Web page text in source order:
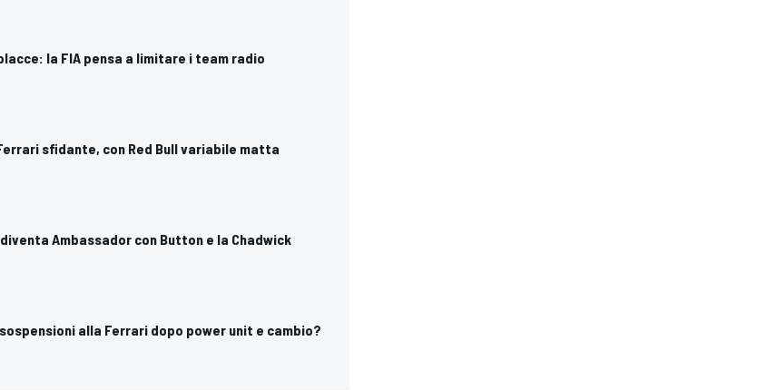
la FIA pensa a limitare i team radio
sfidante, con Red Bull variabile matta
Ambassador con Button e la Chadwick
alla Ferrari dopo power unit e cambio?